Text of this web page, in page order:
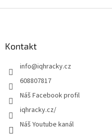
Kontakt
info@iqhracky.cz
608807817
Náš Facebook profil
iqhracky.cz/
Náš Youtube kanál